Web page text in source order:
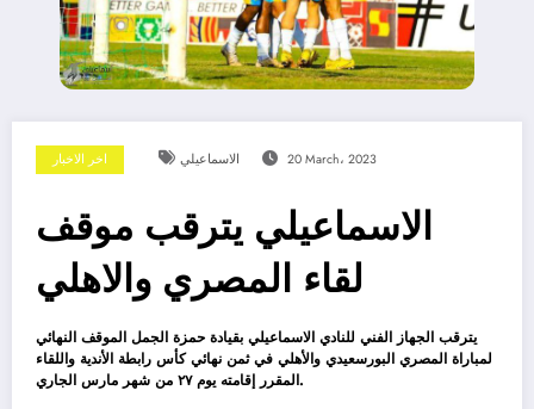
اخر الاخبار الاسماعيلي 20 March، 2023
الاسماعيلي يترقب موقف
لقاء المصري والاهلي
يترقب الجهاز الفني للنادي الاسماعيلي بقيادة حمزة الجمل الموقف النهائي
لمباراة المصري البورسعيدي والأهلي في ثمن نهائي كأس رابطة الأندية واللقاء
المقرر إقامته يوم ٢٧ من شهر مارس الجاري.